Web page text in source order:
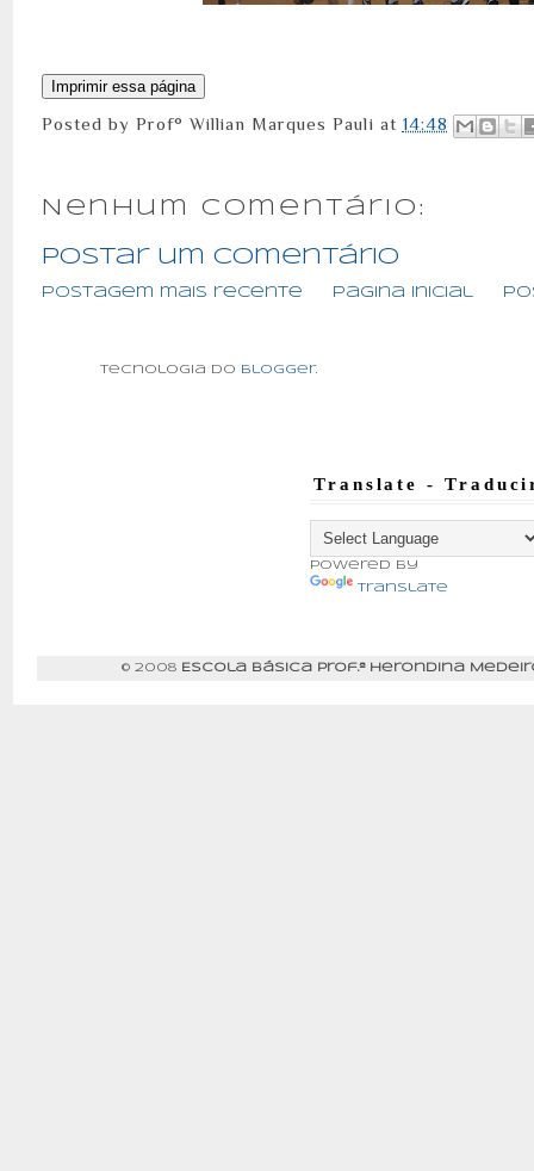
Posted byProf° Willian Marques Pauli at 14:48
Nenhum comentário:
Postar um comentário
Postagem mais recente Página inicial
Tecnologia do Blogger.
Translate -
Powered by
Translate
© 2008 Escola Básica Prof.ª Herondina